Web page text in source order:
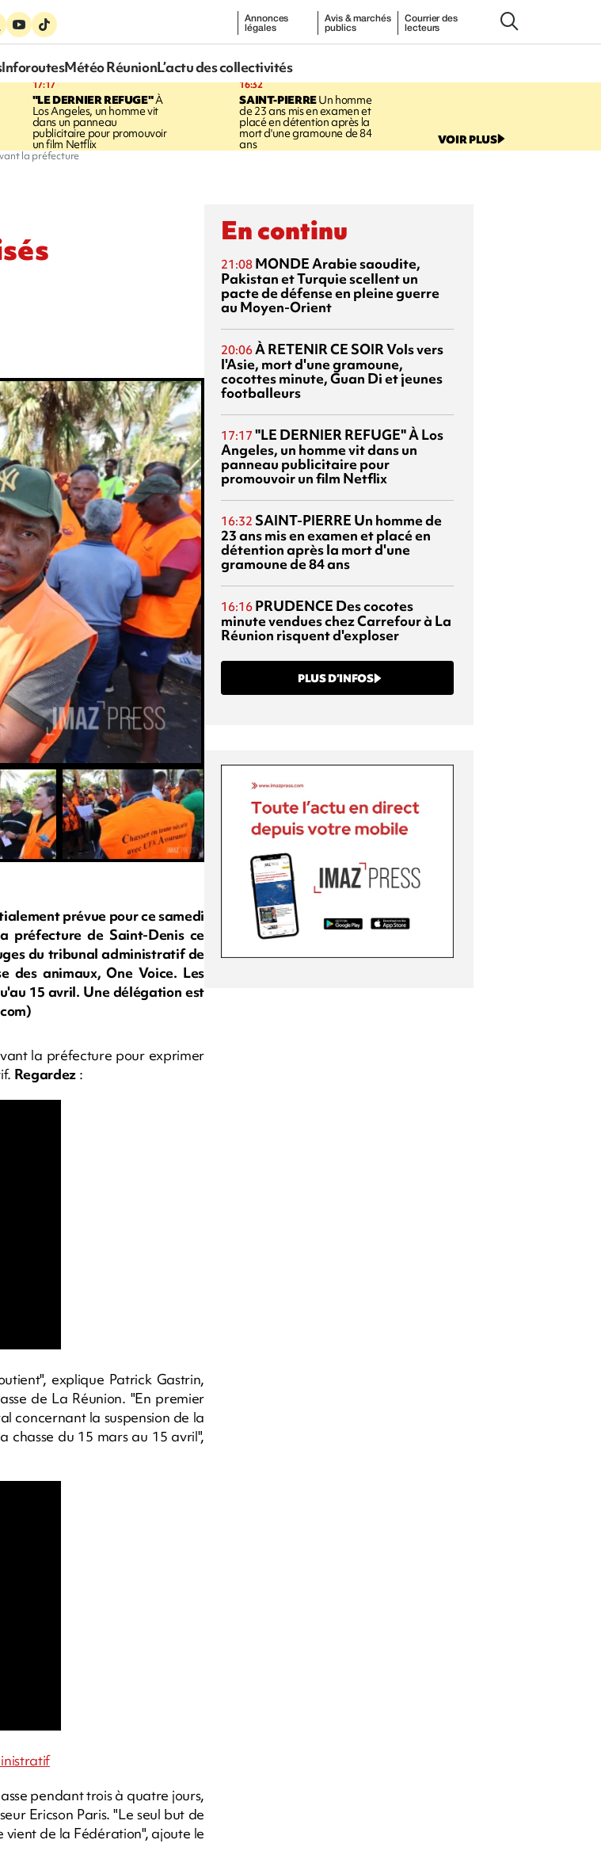
Annonces
légales
Avis & marchés
publics
Courrier des
lecteurs
InforoutesMétéo RéunionL’actu des collectivités
17:17
"LE DERNIER REFUGE"À
Los Angeles, un homme vit
dans un panneau
publicitaire pour promouvoir
un film Netflix
16:32
SAINT-PIERREUn homme
de 23 ans mis en examen et
placé en détention après la
mort d'une gramoune de 84
ans VOIR PLUS
la préfecture
prévue pour ce samedi
préfecture de Saint-Denis ce
du tribunal administratif de
des animaux, One Voice. Les
15 avril. Une délégation est
la préfecture pour exprimer
Regardez :
explique Patrick Gastrin,
de La Réunion. "En premier
concernant la suspension de la
chasse du 15 mars au 15 avril",
pendant trois à quatre jours,
Ericson Paris. "Le seul but de
de la Fédération", ajoute le
En continu
21:08 MONDEArabie saoudite,
Pakistan et Turquie scellent un
pacte de défense en pleine guerre
au Moyen-Orient
20:06À RETENIR CE SOIRVols vers
l'Asie, mort d'une gramoune,
cocottes minute, Guan Di et jeunes
footballeurs
17:17 "LE DERNIER REFUGE"À Los
Angeles, un homme vit dans un
panneau publicitaire pour
promouvoir un film Netflix
16:32 SAINT-PIERRE Un homme de
23 ans mis en examen et placé en
détention après la mort d'une
gramoune de 84 ans
16:16 PRUDENCE Des cocotes
minute vendues chez Carrefour à La
Réunion risquent d'exploser
PLUS D’INFOS